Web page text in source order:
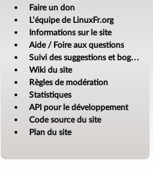
Faire un don
L’équipe de LinuxFr.org
Informations sur le site
Aide / Foire aux questions
Suivi des suggestions et bogues
Wiki du site
Règles de modération
Statistiques
API pour le développement
Code source du site
Plan du site